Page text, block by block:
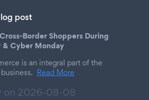
post
Border Shoppers During
& Cyber Monday
is an integral part of the
Read More
on 2026-08-08